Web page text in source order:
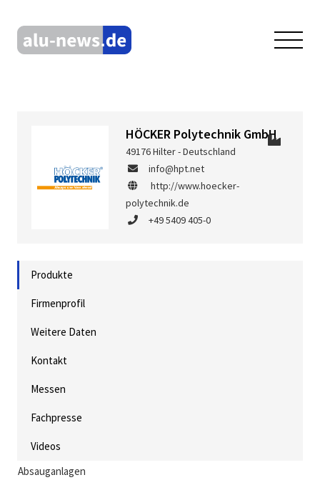
HÖCKER Polytechnik GmbH
49176 Hilter - Deutschland
info@hpt.net
http://www.hoecker-
polytechnik.de
+49 5409 405-0
Produkte
Firmenprofil
Weitere Daten
Kontakt
Messen
Fachpresse
Videos
Absauganlagen